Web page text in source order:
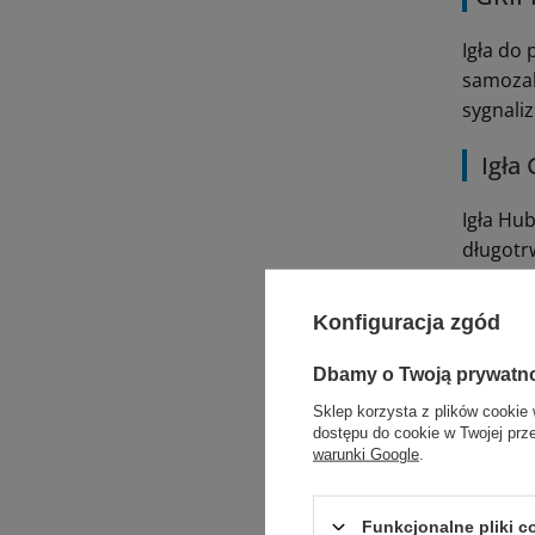
Igła
Igła
Igła
Jedyna
oraz
Konfiguracja zgód
Dbamy o Twoją
Sklep korzysta z plików cookie
dostępu do cookie w Twojej
warunki Google
Funkcjonalne pliki